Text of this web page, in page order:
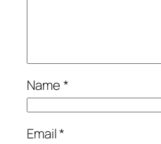
Name*
Email*